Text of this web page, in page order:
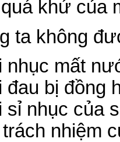
khứ của
ta không
nhục mất
đau bị đồng
sỉ nhục của
nhiệm